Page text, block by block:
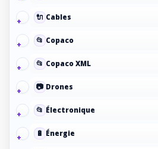
🔌 Cables
📂 Copaco
📂 Copaco XML
📷 Drones
📂 Électronique
🔋 Énergie